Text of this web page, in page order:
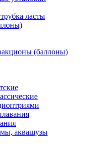
ласты
(баллоны)
аквашузы